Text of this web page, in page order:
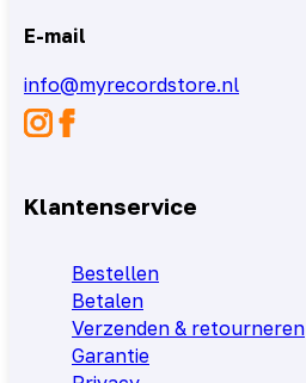
E-mail
info@myrecordstore.nl
Klantenservice
Bestellen
Betalen
Verzenden & retourneren
Garantie